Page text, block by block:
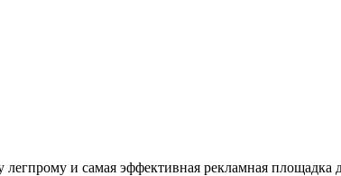
и самая эффективная рекламная площадка